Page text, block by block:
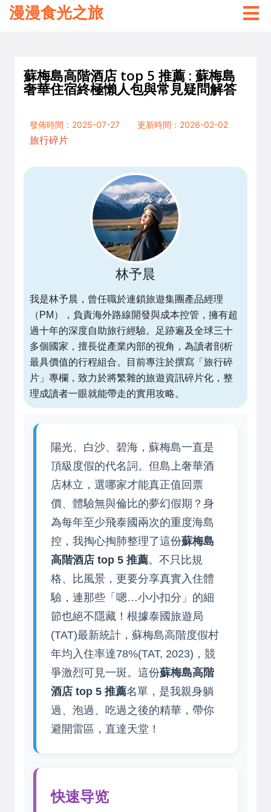
漫漫食光之旅
蘇梅島高階酒店 top 5 推薦 : 蘇梅島
奢華住宿終極懶人包與常見疑問解答
發佈時間：2025-07-27
更新時間：2026-02-02
旅行碎片
林予晨
我是林予晨，曾任職於連鎖旅遊集團產品經理
（PM），負責海外路線開發與成本控管，擁有超
過十年的深度自助旅行經驗。足跡遍及全球三十
多個國家，擅長從產業內部的視角，為讀者剖析
最具價值的行程組合。目前專注於撰寫「旅行碎
片」專欄，致力於將繁雜的旅遊資訊碎片化，整
理成讀者一眼就能帶走的實用攻略。
陽光、白沙、碧海，蘇梅島一直是
頂級度假的代名詞。但島上奢華酒
店林立，選哪家才能真正值回票
價、體驗無與倫比的夢幻假期？身
為每年至少飛泰國兩次的重度海島
控，我掏心掏肺整理了這份蘇梅島
高階酒店 top 5 推薦。不只比規
格、比風景，更要分享真實入住體
驗，連那些「嗯…小小扣分」的細
節也絕不隱藏！根據泰國旅遊局
(TAT)最新統計，蘇梅島高階度假村
年均入住率達78%(TAT, 2023)，競
爭激烈可見一斑。這份蘇梅島高階
酒店 top 5 推薦名單，是我親身躺
過、泡過、吃過之後的精華，帶你
避開雷區，直達天堂！
快速导览